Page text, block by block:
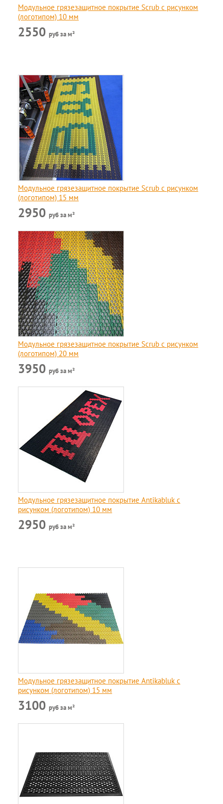
Модульное грязезащитное покрытие Scrub c рисунком
(логотипом) 10 мм
2550руб за м²
Модульное грязезащитное покрытие Scrub c рисунком
(логотипом) 15 мм
2950руб за м²
Модульное грязезащитное покрытие Scrub c рисунком
(логотипом) 20 мм
3950руб за м²
Модульное грязезащитное покрытие Antikabluk c
рисунком (логотипом) 10 мм
2950руб за м²
Модульное грязезащитное покрытие Antikabluk c
рисунком (логотипом) 15 мм
3100руб за м²